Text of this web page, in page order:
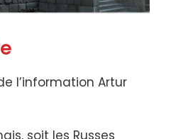
l’information Artur
soit les Russes